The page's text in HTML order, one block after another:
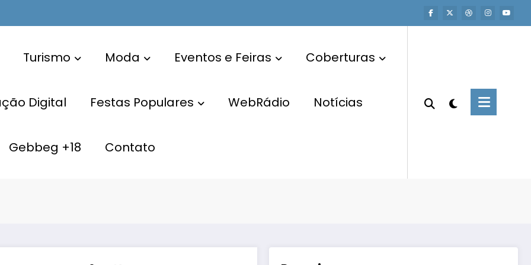
Turismo Moda Eventos e Feiras Coberturas
Digital Festas Populares WebRádio Notícias
Gebbeg +18 Contato